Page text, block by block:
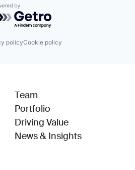
by Getro.com
policyCookie policy
opens in new window)
Team
Portfolio
Driving Value
News & Insights